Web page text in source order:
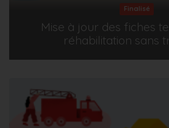
Finalisé
Mise à jour des fiches
réhabilitation sans